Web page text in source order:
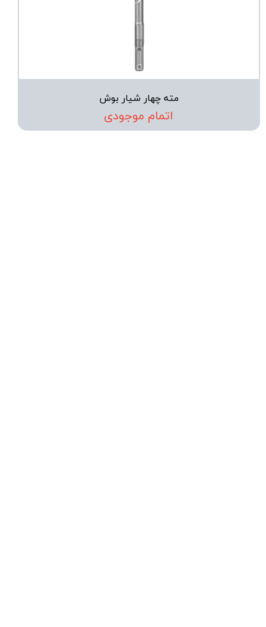
مته چهار شیار بوش
اتمام موجودی